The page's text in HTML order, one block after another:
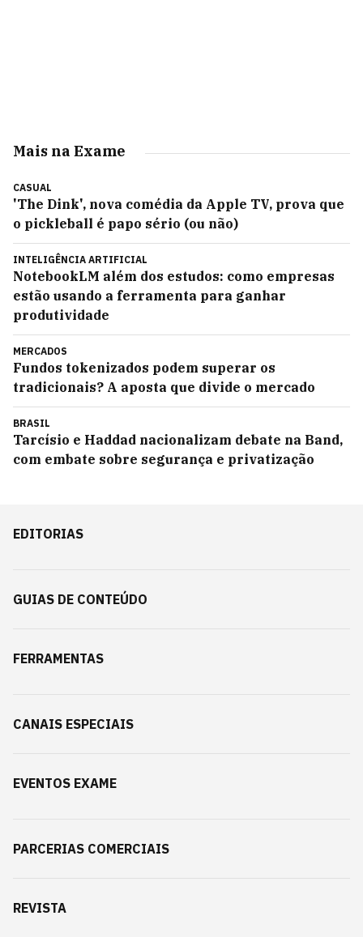
Mais na Exame
CASUAL
'The Dink', nova comédia da Apple TV, prova que
o pickleball é papo sério (ou não)
INTELIGÊNCIA ARTIFICIAL
NotebookLM além dos estudos: como empresas
estão usando a ferramenta para ganhar
produtividade
MERCADOS
Fundos tokenizados podem superar os
tradicionais? A aposta que divide o mercado
BRASIL
Tarcísio e Haddad nacionalizam debate na Band,
com embate sobre segurança e privatização
EDITORIAS
GUIAS DE CONTEÚDO
FERRAMENTAS
CANAIS ESPECIAIS
EVENTOS EXAME
PARCERIAS COMERCIAIS
REVISTA